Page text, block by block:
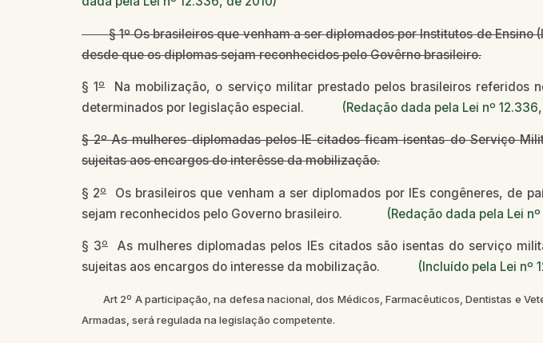
§ 1º Os brasileiros que venham a ser diplomados por Institutos de
desde que os diplomas sejam reconhecidos pelo Govêrno brasileiro.
§ 1o Na mobilização, o serviço militar prestado pelos brasileiros referidos
determinados por legislação especial. (Redação dada pela Lei nº
§ 2º As mulheres diplomadas pelos IE citados ficam isentas do Serviço
sujeitas aos encargos do interêsse da mobilização.
§ 2oOs brasileiros que venham a ser diplomados por IEs congêneres, de
sejam reconhecidos pelo Governo brasileiro. (Redação dada pela Lei
§ 3o
As mulheres diplomadas pelos IEs citados são isentas do serviço
sujeitas aos encargos do interesse da mobilização. (Incluído pela Lei nº
Art 2º A participação, na defesa nacional, dos Médicos, Farmacêuticos, Dentistas e
Armadas, será regulada na legislação competente.